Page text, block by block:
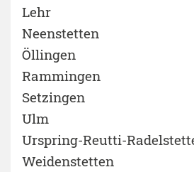
Lehr
Neenstetten
Öllingen
Rammingen
Setzingen
Ulm
Urspring-Reutti-
Weidenstetten